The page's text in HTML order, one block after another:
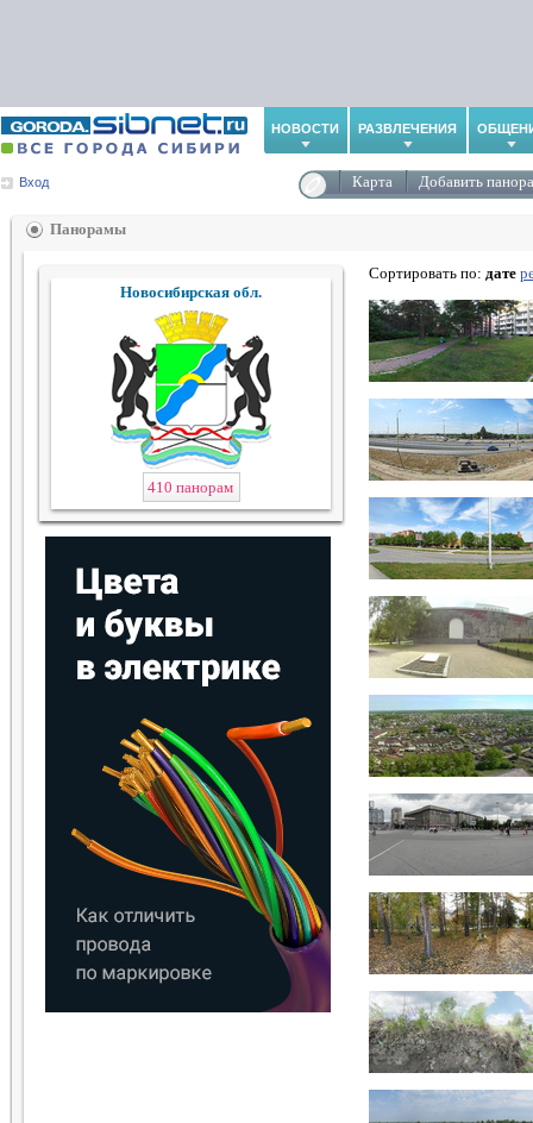
НОВОСТИ РАЗВЛЕЧЕНИЯ
Вход Карта Добавить
Панорамы
Новосибирская обл.
410 панорам
Сортировать по: дате